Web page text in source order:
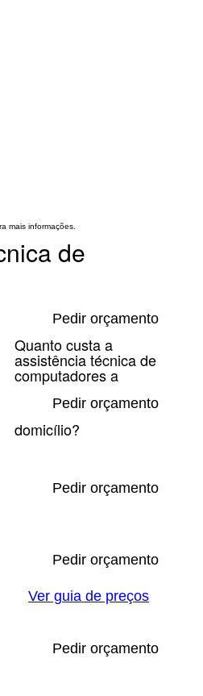
mais informações.
de
Pedir orçamento
Pedir orçamento
Pedir orçamento
Pedir orçamento
Pedir orçamento
Quanto custa a
assistência técnica de
computadores a
domicílio?
Ver guia de preços